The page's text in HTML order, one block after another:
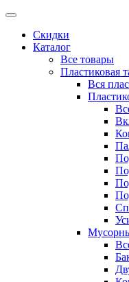
Скидки
Каталог
Все товары
Пластиковая
Вся